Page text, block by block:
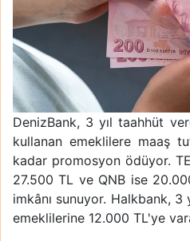
DenizBank, 3 yıl taahhüt
kullanan emeklilere maaş
kadar promosyon ödüyor.
27.500 TL ve QNB ise
imkânı sunuyor. Halkbank, 3
emeklilerine 12.000 TL'ye